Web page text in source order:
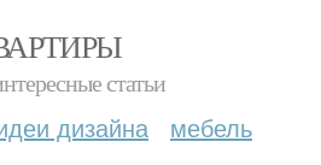
статьи
дизайна мебель